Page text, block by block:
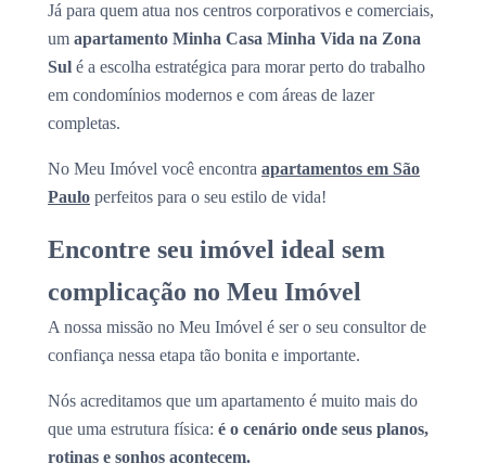
Já para quem atua nos centros corporativos e comerciais,
um apartamento Minha Casa Minha Vida na Zona
Sul é a escolha estratégica para morar perto do trabalho
em condomínios modernos e com áreas de lazer
completas.
No Meu Imóvel você encontra apartamentos em São
Paulo perfeitos para o seu estilo de vida!
Encontre seu imóvel ideal sem
complicação no Meu Imóvel
A nossa missão no Meu Imóvel é ser o seu consultor de
confiança nessa etapa tão bonita e importante.
Nós acreditamos que um apartamento é muito mais do
que uma estrutura física: é o cenário onde seus planos,
rotinas e sonhos acontecem.